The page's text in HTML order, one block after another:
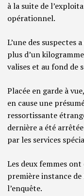
à la suite de
opérationnel.
L’une des suspectes
plus d’un
valises et au fond de
Placée en garde à
en cause une
ressortissante
dernière a été
par les services
Les deux femmes
première instance
l’enquête.